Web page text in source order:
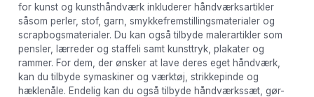
for kunst og kunsthåndværk inkluderer håndværksartikler
såsom perler, stof, garn, smykkefremstillingsmaterialer og
scrapbogsmaterialer. Du kan også tilbyde malerartikler som
pensler, lærreder og staffeli samt kunsttryk, plakater og
rammer. For dem, der ønsker at lave deres eget håndværk,
kan du tilbyde symaskiner og værktøj, strikkepinde og
hæklenåle. Endelig kan du også tilbyde håndværkssæt, gør-